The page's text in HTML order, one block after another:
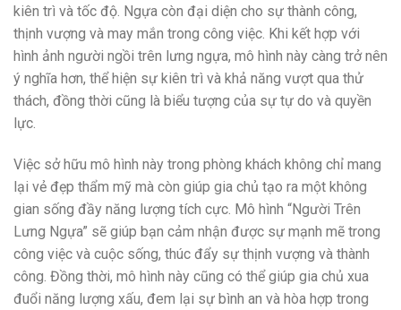
kiên trì và tốc độ. Ngựa còn đại diện cho sự thành công,
thịnh vượng và may mắn trong công việc. Khi kết hợp với
hình ảnh người ngồi trên lưng ngựa, mô hình này càng trở nên
ý nghĩa hơn, thể hiện sự kiên trì và khả năng vượt qua thử
thách, đồng thời cũng là biểu tượng của sự tự do và quyền
lực.
Việc sở hữu mô hình này trong phòng khách không chỉ mang
lại vẻ đẹp thẩm mỹ mà còn giúp gia chủ tạo ra một không
gian sống đầy năng lượng tích cực. Mô hình “Người Trên
Lưng Ngựa” sẽ giúp bạn cảm nhận được sự mạnh mẽ trong
công việc và cuộc sống, thúc đẩy sự thịnh vượng và thành
công. Đồng thời, mô hình này cũng có thể giúp gia chủ xua
đuổi năng lượng xấu, đem lại sự bình an và hòa hợp trong